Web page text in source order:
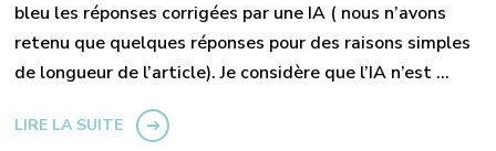
bleu les réponses corrigées par une IA ( nous n’avons
retenu que quelques réponses pour des raisons simples
de longueur de l’article). Je considère que l’IA n’est …
LIRE LA SUITE